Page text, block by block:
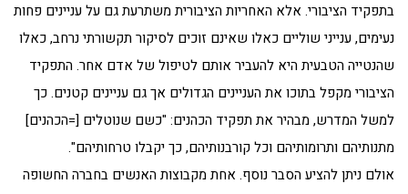
בתפקיד הציבורי. אלא האחריות הציבורית משתרעת גם על עניינים פחות
נעימים, ענייני שוליים כאלו שאינם זוכים לסיקור תקשורתי נרחב, כאלו
שהנטייה הטבעית היא להעביר אותם לטיפול של אדם אחר. התפקיד
הציבורי מקפל בתוכו את העניינים הגדולים אך גם עניינים קטנים. כך
למשל המדרש, מבהיר את תפקיד הכהנים: "כשם שנוטלים [=הכהנים]
מתנותיהם ותרומותיהם וכל קורבנותיהם, כך יקבלו טרחותיהם".
אולם ניתן להציע הסבר נוסף. אחת מקבוצות האנשים בחברה החשופה